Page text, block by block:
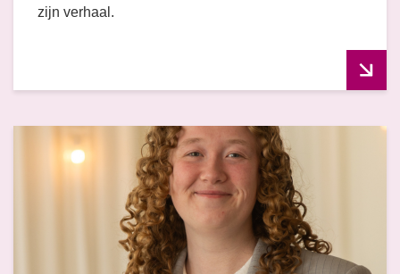
zijn verhaal.